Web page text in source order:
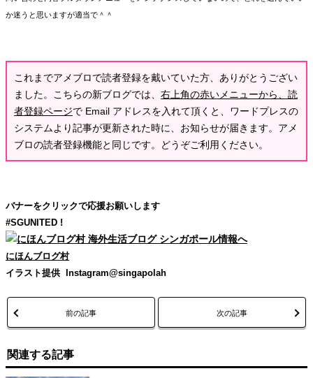
か迷うと思いますが適当で＾＾
これまでアメブロで読者登録を戴いていた方、ありがとうござい
ました。こちらの新ブログでは、 右上角の赤いメニューから、読
者登録ページで Email アドレスを入れて頂くと、ワードプレスの
システムより記事が更新された時に、お知らせが届きます。アメ
ブロの読者登録機能と同じです。どうぞご利用ください。
バナーをクリックで応援お願いします
#SGUNITED !
にほんブログ村
イラスト提供 Instagram@singapolah
前の記事 次の記事
関連する記事